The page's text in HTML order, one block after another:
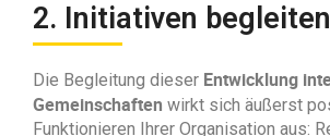
2. Initiativen begleiten
Die Begleitung dieser Entwicklung
Gemeinschaften wirkt sich äußerst
Funktionieren Ihrer Organisation aus: